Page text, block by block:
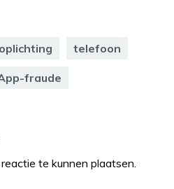
oplichting telefoon
fraude
te kunnen plaatsen.